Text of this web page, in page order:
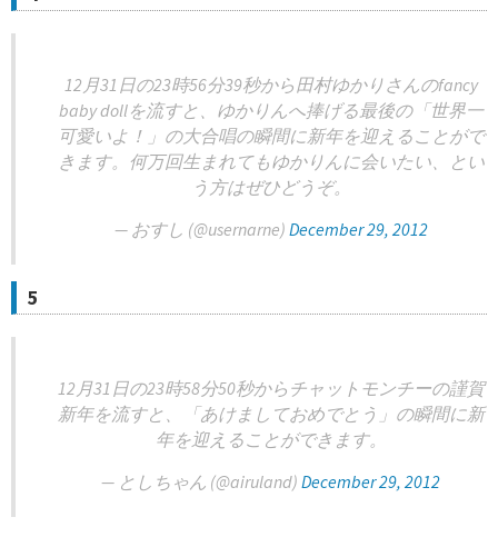
12月31日の23時56分39秒から田村ゆかりさんのfancy
baby dollを流すと、ゆかりんへ捧げる最後の「世界一
可愛いよ！」の大合唱の瞬間に新年を迎えることがで
きます。何万回生まれてもゆかりんに会いたい、とい
う方はぜひどうぞ。
— おすし (@usernarne) December 29, 2012
5
12月31日の23時58分50秒からチャットモンチーの謹賀
新年を流すと、「あけましておめでとう」の瞬間に新
年を迎えることができます。
— としちゃん (@airuland) December 29, 2012